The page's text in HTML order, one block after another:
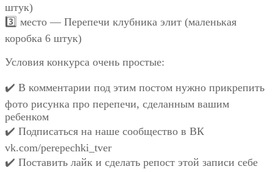
штук)
3️⃣ место — Перепечи клубника элит (маленькая
коробка 6 штук)
Условия конкурса очень простые:
✔️ В комментарии под этим постом нужно прикрепить
фото рисунка про перепечи, сделанным вашим
ребенком
✔️ Подписаться на наше сообщество в ВК
vk.com/perepechki_tver
✔️ Поставить лайк и сделать репост этой записи себе